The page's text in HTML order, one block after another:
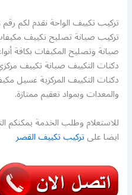
تركيب تكييف الواحة نقدم لكم
تركيب صيانة تصليح تكييف
صيانة وتصليح المكيفات بكافة
دكتات التكييف صيانة تكييف
دكتات التكييف المركزية غسيل
والمعدات وبمواد تعقيم ممتازة.
للاستعلام وطلب الخدمة يمكنكم
ايضا علىتركيب تكييف القصر